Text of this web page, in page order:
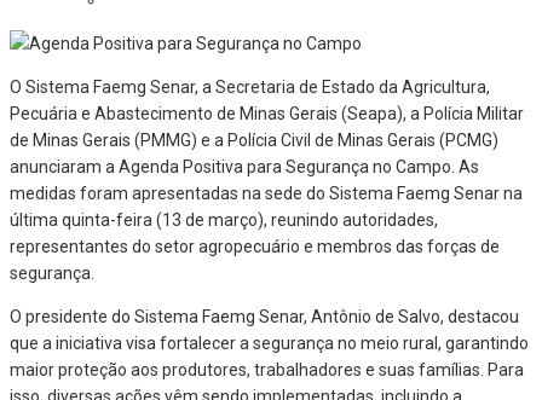
O Sistema Faemg Senar, a Secretaria de Estado da Agricultura,
Pecuária e Abastecimento de Minas Gerais (Seapa), a Polícia Militar
de Minas Gerais (PMMG) e a Polícia Civil de Minas Gerais (PCMG)
anunciaram a Agenda Positiva para Segurança no Campo. As
medidas foram apresentadas na sede do Sistema Faemg Senar na
última quinta-feira (13 de março), reunindo autoridades,
representantes do setor agropecuário e membros das forças de
segurança.
O presidente do Sistema Faemg Senar, Antônio de Salvo, destacou
que a iniciativa visa fortalecer a segurança no meio rural, garantindo
maior proteção aos produtores, trabalhadores e suas famílias. Para